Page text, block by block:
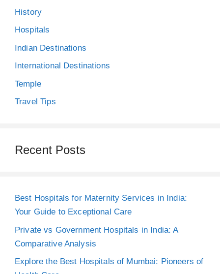
History
Hospitals
Indian Destinations
International Destinations
Temple
Travel Tips
Recent Posts
Best Hospitals for Maternity Services in India:
Your Guide to Exceptional Care
Private vs Government Hospitals in India: A
Comparative Analysis
Explore the Best Hospitals of Mumbai: Pioneers of